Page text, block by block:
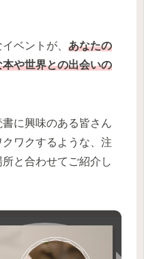
ベントが、 あなたの
や世界との出会いの
に興味のある皆さん
ワクするような、注
と合わせてご紹介し